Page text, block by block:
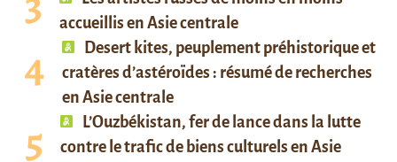
accueillis en Asie centrale
Desert kites, peuplement préhistorique et
cratères d’astéroïdes : résumé de recherches
en Asie centrale
L’Ouzbékistan, fer de lance dans la lutte
contre le trafic de biens culturels en Asie